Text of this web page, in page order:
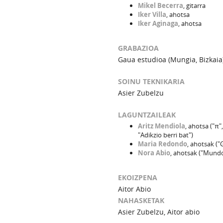
Mikel Becerra, gitarra
Iker Villa, ahotsa
Iker Aginaga, ahotsa
GRABAZIOA
Gaua estudioa (Mungia,
SOINU TEKNIKARIA
Asier Zubelzu
LAGUNTZAILEAK
Aritz Mendiola, ahotsa ("π",
"Adikzio berri bat")
Maria Redondo, ahotsak
Nora Abio, ahotsak
EKOIZPENA
Aitor Abio
NAHASKETAK
Asier Zubelzu, Aitor abio